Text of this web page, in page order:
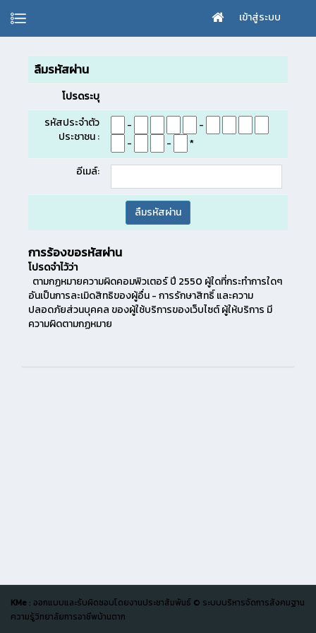
เข้าสู่ระบบ
ลืมรหัสผ่าน
โปรดระบุ
รหัสประจำตัว
ประชาชน :
-
-
-
-
*
อีเมล์:
การร้องขอรหัสผ่าน
โปรดจำไว้ว่า
ตามกฏหมายความผิดคอมพิวเตอร์ ปี 2550 ผู้ใดที่กระทำการใดๆ
อันเป็นการละเมิดสิทธิของผู้อื่น - การรักษาสิทธิ์ และความ
ปลอดภัยส่วนบุคคล ของผู้ใช้บริการของเว็บไซต์ ผู้ให้บริการ มี
ความผิดตามกฏหมาย
KMe : ออกแบบและรับผิดชอบโดยงานประชาสัมพันธ์ © ระบบบริหารจัดการสังคมฐาน
ความรู้วิทยาลัยการอาชีพบ้านตาก